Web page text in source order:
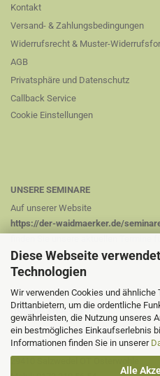
Diese Webseite
Technologien
Wir verwenden Cookies und ähnliche
Drittanbietern, um die ordentliche
gewährleisten, die Nutzung unseres
ein bestmögliches Einkaufserlebnis
Informationen finden Sie in unserer
Alle
Kontakt
Versand- & Zahlungsbedingungen
Widerrufsrecht & Muster-
AGB
Privatsphäre und Datenschutz
Callback Service
Cookie Einstellungen
UNSERE SEMINARE
Auf unserer Website
https://der-waidmaerker.de/
Niederwildhege
UNSERE ADRESSE
Heinrich-Josef Coßmann
Osterwohle 4a